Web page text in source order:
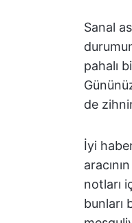
Sanal
pahalı
de
İyi
notları
bunları